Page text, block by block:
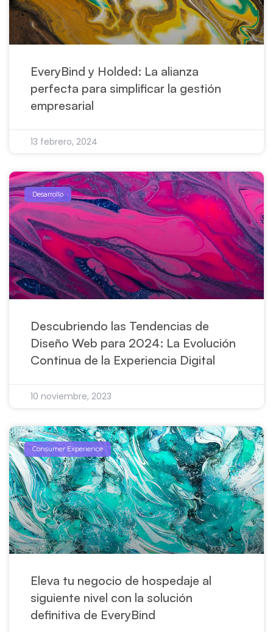
EveryBind y Holded: La alianza
perfecta para simplificar la gestión
empresarial
13 febrero, 2024
Desarrollo
Descubriendo las Tendencias de
Diseño Web para 2024: La Evolución
Continua de la Experiencia Digital
10 noviembre, 2023
Consumer Experience
Eleva tu negocio de hospedaje al
siguiente nivel con la solución
definitiva de EveryBind